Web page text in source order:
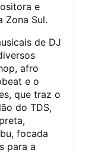
e
Zona Sul.
de DJ
afro
e o
que traz o
do TDS,
focada
para a